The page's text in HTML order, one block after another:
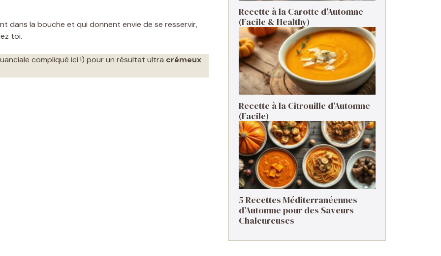
dans la bouche et qui donnent envie de se resservir,
toi.
compliqué ici !) pour un résultat ultra crémeux
Recette à la Carotte d’Automne
(Facile & Healthy)
Recette à la Citrouille d’Automne
(Facile)
5 Recettes Méditerranéennes
d’Automne pour des Saveurs
Chaleureuses